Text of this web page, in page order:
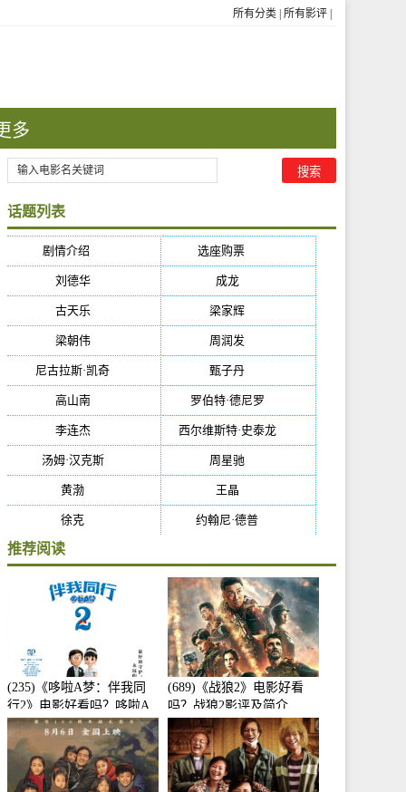
所有分类 所有影评
多
话题列表
剧情介绍 选座购票(5384)
刘德华(50) 成龙(46)
古天乐 梁家辉
梁朝伟(37) 周润发
尼古拉斯·凯奇 甄子丹
高山南(33) 罗伯特·德尼罗
李连杰(29) 西尔维斯特·史泰龙(29)
汤姆·汉克斯(27) 周星驰
黄渤 王晶
徐克 约翰尼·德普
推荐阅读
(235)《哆啦A梦：伴我同
行2》电影好看吗？哆啦A
梦：伴我同行2影评及简介
(689)《战狼2》电影好看
吗？战狼2影评及简介